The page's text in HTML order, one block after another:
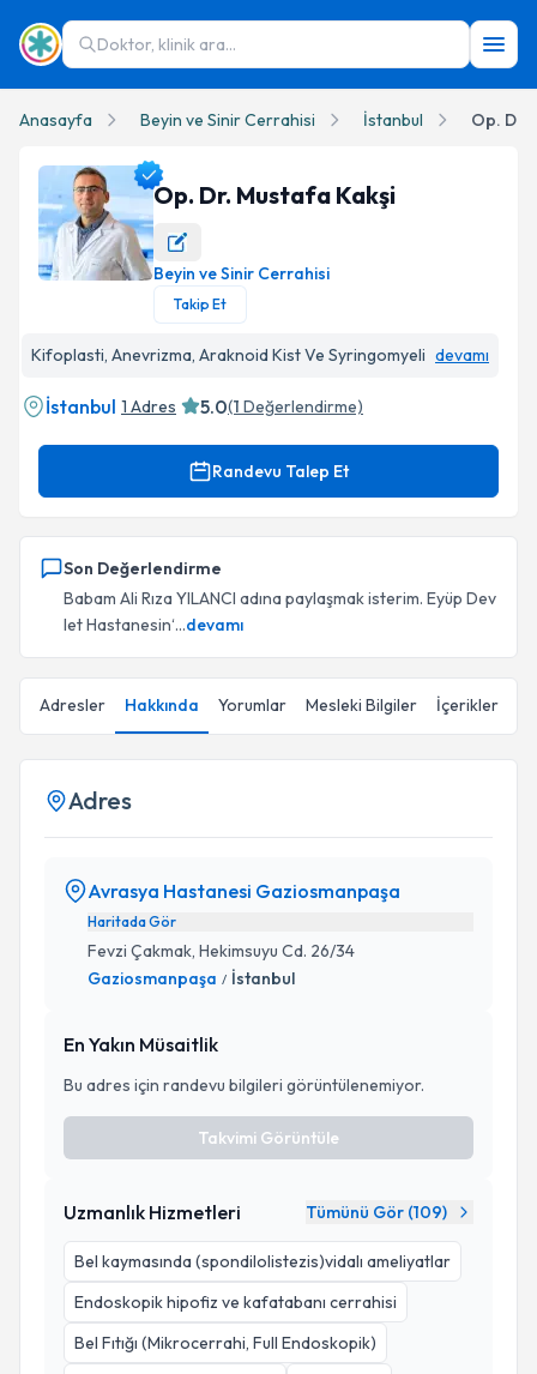
Doktor, klinik ara...
Anasayfa Beyin ve Sinir Cerrahisi İstanbul Op. Dr.
Op. Dr. Mustafa Kakşi Profil Fotoğrafı
Op. Dr. Mustafa Kakşi
Beyin ve Sinir Cerrahisi
Takip Et
Kifoplasti, Anevrizma, Araknoid Kist Ve Syringomyeli devamı
İstanbul 1 Adres 5.0(1 Değerlendirme)
Randevu Talep Et
Son Değerlendirme
Babam Ali Rıza YILANCI adına paylaşmak isterim. Eyüp Dev
let Hastanesin‘...devamı
Adresler Hakkında Yorumlar Mesleki Bilgiler İçerikler
Adres
Avrasya Hastanesi Gaziosmanpaşa
Haritada Gör
Fevzi Çakmak, Hekimsuyu Cd. 26/34
Gaziosmanpaşa / İstanbul
En Yakın Müsaitlik
Bu adres için randevu bilgileri görüntülenemiyor.
Takvimi Görüntüle
Uzmanlık Hizmetleri Tümünü Gör (109)
Bel kaymasında (spondilolistezis)vidalı ameliyatlar
Endoskopik hipofiz ve kafatabanı cerrahisi
Bel Fıtığı (Mikrocerrahi, Full Endoskopik)